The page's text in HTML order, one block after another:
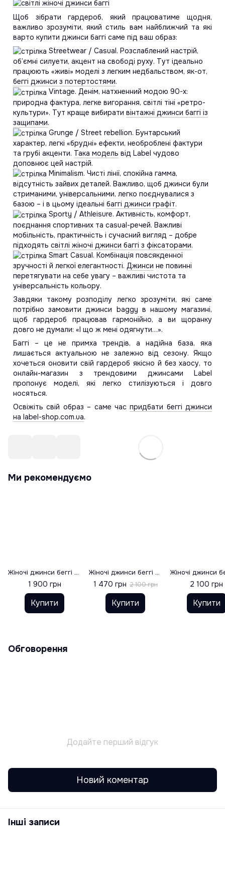
Щоб зібрати гардероб, який працюватиме щодня,
важливо зрозуміти, який стиль вам найближчий та які
варто купити джинси баггі саме під ваш образ:
Streetwear / Casual. Розслаблений настрій,
об’ємні силуети, акцент на свободі руху. Тут ідеально
працюють «живі» моделі з легким недбальством, як-от,
беггі джинси з потертостями.
Vintage. Денім, натхненний модою 90-х:
природна фактура, легке вигорання, світлі тіні «ретро-
культури». Тут краще вибирати вінтажні джинси баггі із
защипами.
Grunge / Street rebellion. Бунтарський
характер, легкі «брудні» ефекти, необроблені фактури
та грубі акценти. Така модель від Label чудово
доповнює цей настрій.
Minimalism. Чисті лінії, спокійна гамма,
відсутність зайвих деталей. Важливо, щоб джинси були
стриманими, універсальними, легко поєднувалися з
базою – і в цьому ідеальні баггі джинси графіт.
Sporty / Athleisure. Активність, комфорт,
поєднання спортивних та casual-речей. Важливі
мобільність, практичність і сучасний вигляд – добре
підходять світлі жіночі джинси баггі з фіксаторами.
Smart Casual. Комбінація повсякденної
зручності й легкої елегантності. Джинси не повинні
перетягувати на себе увагу – важливі чистота та
універсальність кольору.
Завдяки такому розподілу легко зрозуміти, які саме
потрібно замовити джинси baggy в нашому магазині,
щоб гардероб працював гармонійно, а ви щоранку
довго не думали: «І що ж мені одягнути…».
Баггі – це не примха трендів, а надійна база, яка
лишається актуальною не залежно від сезону. Якщо
хочеться оновити свій гардероб якісно й без хаосу, то
онлайн-магазин з трендовими джинсами Label
пропонує моделі, які легко стилізуються і довго
носяться.
Освіжіть свій образ – саме часпридбати беггі джинси
на label-shop.com.ua.
Ми рекомендуємо
Жіночі джинси беггі з фіксаторами, колір темно сірий, розмір 34
1 900 грн
Купити
Жіночі джинси беггі з розрізами з боку , блакитні, розмір 34
1 470 грн 2 100 грн
Купити
2 100 грн
Купити
Обговорення
Додайте перший відгук
Новий коментар
Інші записи